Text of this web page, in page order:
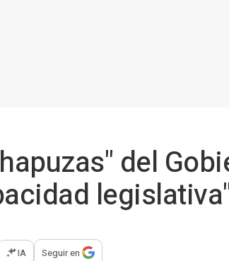
del
opciones para compartir
IA Seguir en